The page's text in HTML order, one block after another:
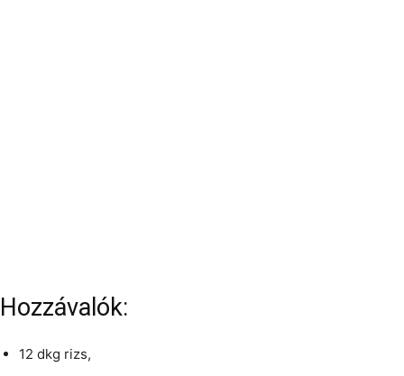
Hozzávalók:
12 dkg rizs,